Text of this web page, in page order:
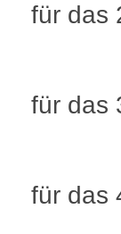
für das
für das
für das